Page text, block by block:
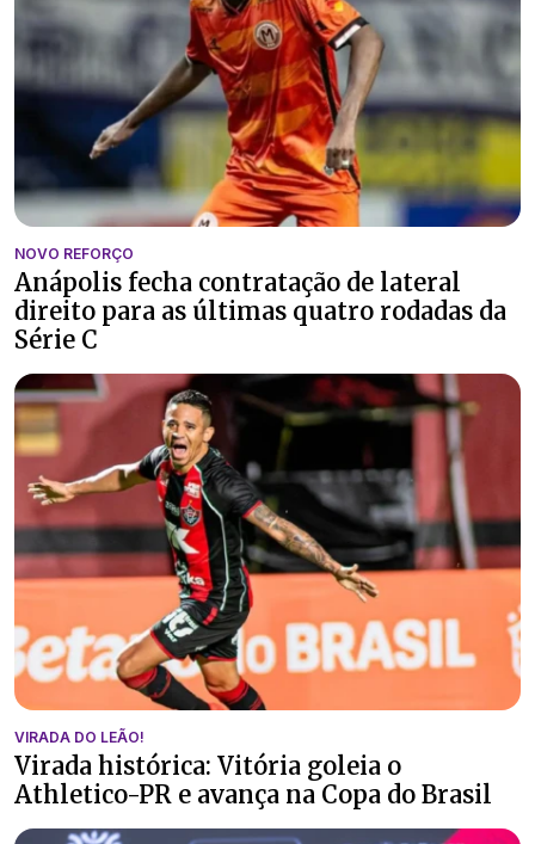
NOVO REFORÇO
Anápolis fecha contratação de lateral
direito para as últimas quatro rodadas da
Série C
VIRADA DO LEÃO!
Virada histórica: Vitória goleia o
Athletico-PR e avança na Copa do Brasil